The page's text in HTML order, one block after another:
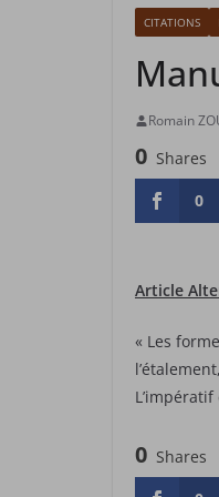
CITATIONS
Romain
0 Shares
0
Article
« Les
0 Shares